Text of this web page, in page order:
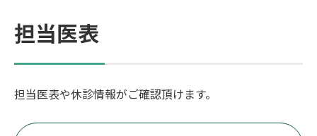
担当医表
担当医表や休診情報がご確認頂けます。